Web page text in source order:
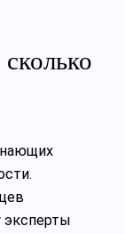
эксперты